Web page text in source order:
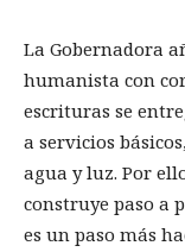
La Gobernadora
humanista con
escrituras se
a servicios
agua y luz. Por
construye paso a
es un paso más